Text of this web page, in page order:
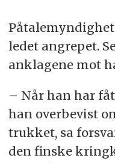
ledet angrepet.
anklagene mot
– Når han har
han overbevist
trukket, sa
den finske